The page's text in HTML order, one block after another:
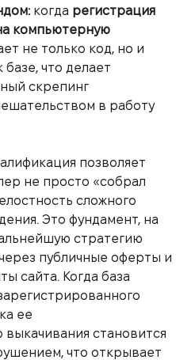
когда регистрация
компьютерную
не только код, но и
что делает
скрепинг
в работу
позволяет
не просто «собрал
сложного
Это фундамент, на
стратегию
публичные оферты и
сайта. Когда база
ее
становится
что открывает